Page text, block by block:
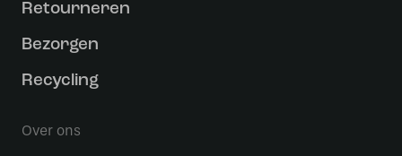
Retourneren
Bezorgen
Recycling
Over ons